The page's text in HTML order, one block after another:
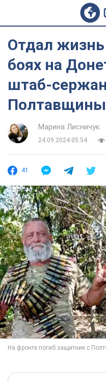
Отдал жизнь
боях на
штаб-
Марина Лисничук
24.09.2024 05:54
41